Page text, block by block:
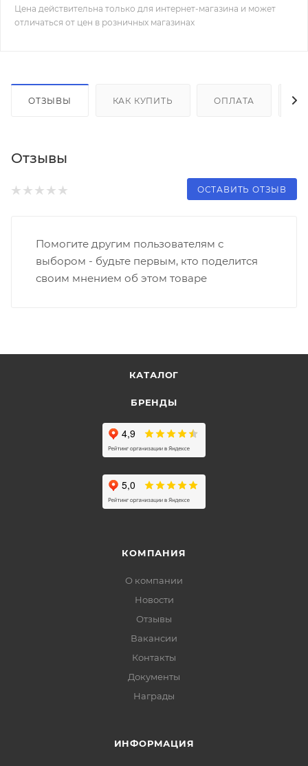
Цена действительна только для интернет-магазина и может
отличаться от цен в розничных магазинах
ОТЗЫВЫ КАК КУПИТЬ ОПЛАТА
Отзывы
ОСТАВИТЬ ОТЗЫВ
Помогите другим пользователям с
выбором - будьте первым, кто поделится
своим мнением об этом товаре
КАТАЛОГ
БРЕНДЫ
КОМПАНИЯ
О компании
Новости
Отзывы
Вакансии
Контакты
Документы
Награды
ИНФОРМАЦИЯ